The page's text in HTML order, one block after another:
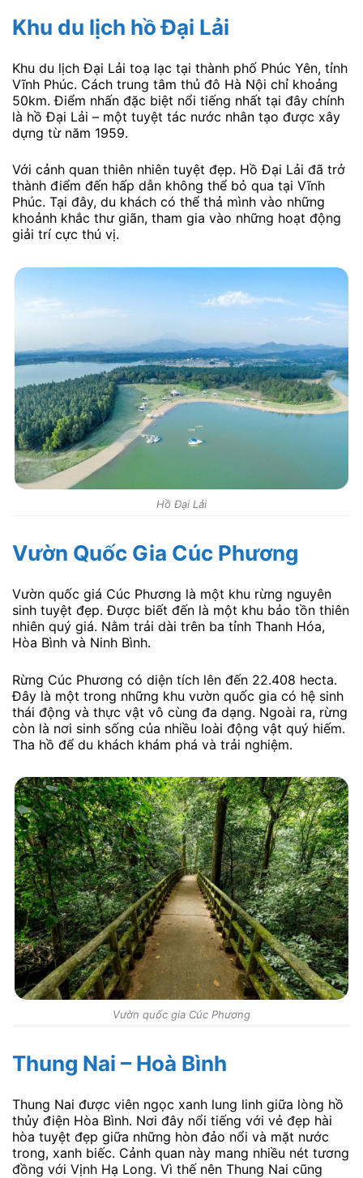
Khu du lịch hồ Đại Lải
Khu du lịch Đại Lải toạ lạc tại thành phố Phúc Yên, tỉnh
Vĩnh Phúc. Cách trung tâm thủ đô Hà Nội chỉ khoảng
50km. Điểm nhấn đặc biệt nổi tiếng nhất tại đây chính
là hồ Đại Lải – một tuyệt tác nước nhân tạo được xây
dựng từ năm 1959.
Với cảnh quan thiên nhiên tuyệt đẹp. Hồ Đại Lải đã trở
thành điểm đến hấp dẫn không thể bỏ qua tại Vĩnh
Phúc. Tại đây, du khách có thể thả mình vào những
khoảnh khắc thư giãn, tham gia vào những hoạt động
giải trí cực thú vị.
Hồ Đại Lải
Vườn Quốc Gia Cúc Phương
Vườn quốc giá Cúc Phương là một khu rừng nguyên
sinh tuyệt đẹp. Được biết đến là một khu bảo tồn thiên
nhiên quý giá. Nằm trải dài trên ba tỉnh Thanh Hóa,
Hòa Bình và Ninh Bình.
Rừng Cúc Phương có diện tích lên đến 22.408 hecta.
Đây là một trong những khu vườn quốc gia có hệ sinh
thái động và thực vật vô cùng đa dạng. Ngoài ra, rừng
còn là nơi sinh sống của nhiều loài động vật quý hiếm.
Tha hồ để du khách khám phá và trải nghiệm.
Vườn quốc gia Cúc Phương
Thung Nai – Hoà Bình
Thung Nai được viên ngọc xanh lung linh giữa lòng hồ
thủy điện Hòa Bình. Nơi đây nổi tiếng với vẻ đẹp hài
hòa tuyệt đẹp giữa những hòn đảo nổi và mặt nước
trong, xanh biếc. Cảnh quan này mang nhiều nét tương
đồng với Vịnh Hạ Long. Vì thế nên Thung Nai cũng